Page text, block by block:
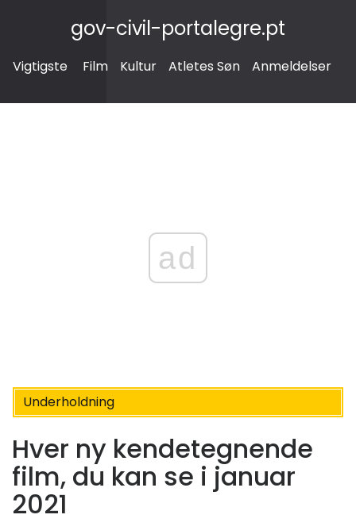
gov-civil-portalegre.pt
Vigtigste Film Kultur Atletes Søn Anmeldelser
ad
Underholdning
Hver ny kendetegnende
film, du kan se i januar
2021